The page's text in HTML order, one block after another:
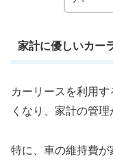
家計に優しいカー
カーリースを利用
くなり、家計の管理
特に、車の維持費が